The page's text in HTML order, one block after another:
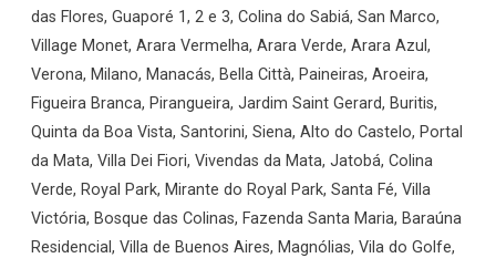
das Flores, Guaporé 1, 2 e 3, Colina do Sabiá, San Marco,
Village Monet, Arara Vermelha, Arara Verde, Arara Azul,
Verona, Milano, Manacás, Bella Città, Paineiras, Aroeira,
Figueira Branca, Pirangueira, Jardim Saint Gerard, Buritis,
Quinta da Boa Vista, Santorini, Siena, Alto do Castelo, Portal
da Mata, Villa Dei Fiori, Vivendas da Mata, Jatobá, Colina
Verde, Royal Park, Mirante do Royal Park, Santa Fé, Villa
Victória, Bosque das Colinas, Fazenda Santa Maria, Baraúna
Residencial, Villa de Buenos Aires, Magnólias, Vila do Golfe,